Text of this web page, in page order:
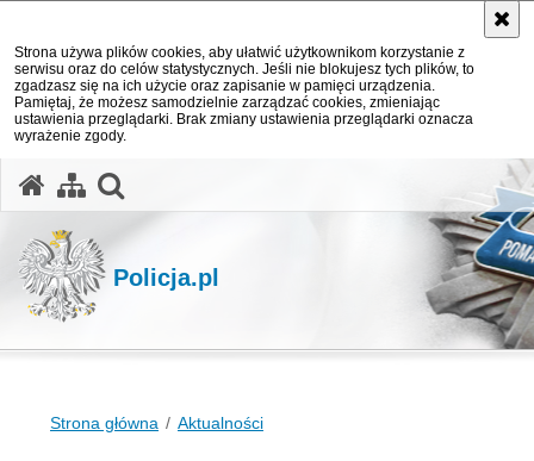
Strona używa plików cookies, aby ułatwić użytkownikom korzystanie z
serwisu oraz do celów statystycznych. Jeśli nie blokujesz tych plików, to
zgadzasz się na ich użycie oraz zapisanie w pamięci urządzenia.
Pamiętaj, że możesz samodzielnie zarządzać cookies, zmieniając
ustawienia przeglądarki. Brak zmiany ustawienia przeglądarki oznacza
wyrażenie zgody.
Policja.pl
Strona główna Aktualności